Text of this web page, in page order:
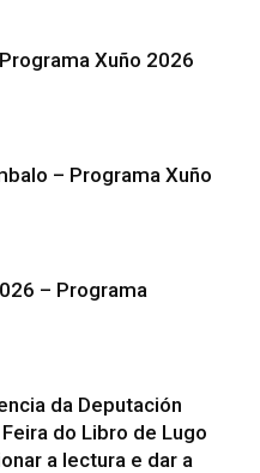
Xuño 2026
– Programa Xuño
– Programa
da Deputación
do Libro de Lugo
a lectura e dar a